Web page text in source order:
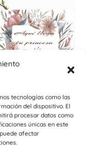
tecnologías como las
del dispositivo. El
procesar datos como
únicas en este
afectar
Jaén
11,91€